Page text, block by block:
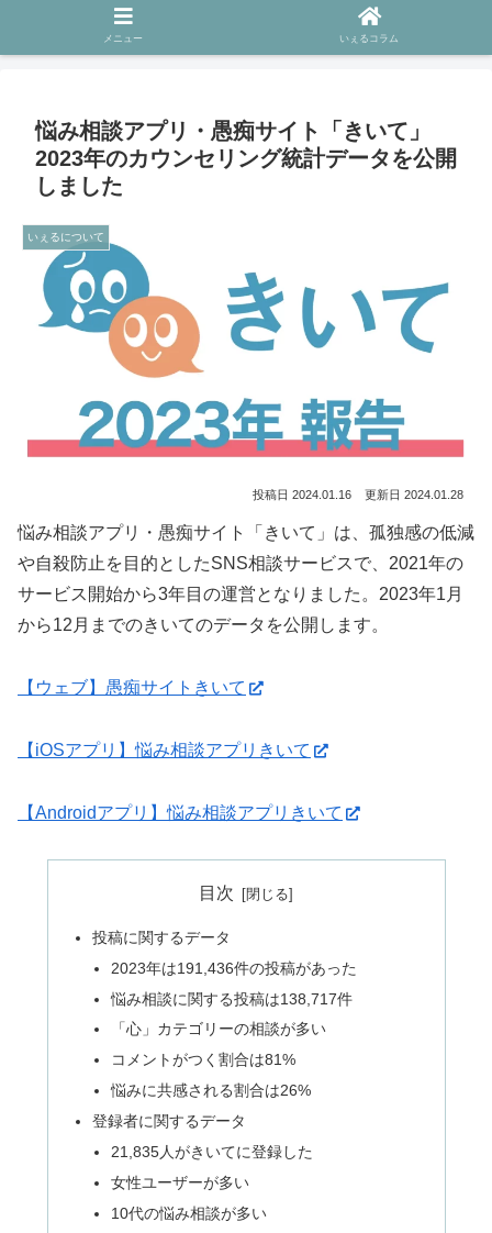
いぇるについて
悩み相談アプリ・愚痴サイト「きいて」
2023年のカウンセリング統計データを公開
しました
いぇるについて
2024.01.16 2024.01.28
悩み相談アプリ・愚痴サイト「きいて」は、孤独感の低減
や自殺防止を目的としたSNS相談サービスで、2021年の
サービス開始から3年目の運営となりました。2023年1月
から12月までのきいてのデータを公開します。
【ウェブ】愚痴サイトきいて
【iOSアプリ】悩み相談アプリきいて
【Androidアプリ】悩み相談アプリきいて
目次
投稿に関するデータ
2023年は191,436件の投稿があった
悩み相談に関する投稿は138,717件
「心」カテゴリーの相談が多い
コメントがつく割合は81%
悩みに共感される割合は26%
登録者に関するデータ
21,835人がきいてに登録した
女性ユーザーが多い
10代の悩み相談が多い
メニュー いぇるコラム